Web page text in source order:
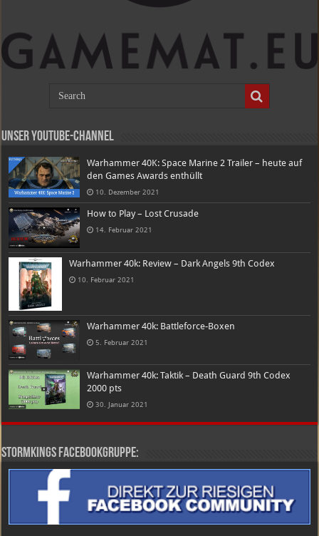
Unser Youtube-Channel
Warhammer 40K: Space Marine 2 Trailer – heute auf
den Games Awards enthüllt
10. Dezember 2021
How to Play – Lost Crusade
14. Februar 2021
Warhammer 40k: Review – Dark Angels 9th Codex
10. Februar 2021
Warhammer 40k: Battleforce-Boxen
5. Februar 2021
Warhammer 40k: Taktik – Death Guard 9th Codex
2000 pts
30. Januar 2021
Stormkings Facebookgruppe: